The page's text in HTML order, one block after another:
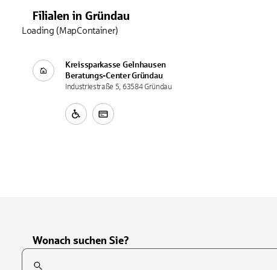
Filialen in Gründau
Kreissparkasse Gelnhausen
Beratungs-CenterGründau
Industriestraße 5, 63584 Gründau
Loading (MapContainer)
Wonach suchen Sie?
Suchfeld